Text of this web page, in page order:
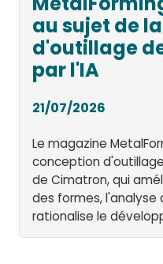
au sujet de
d'outillage
par l'IA
21/07/2026
Le magazine
conception
de Cimatron, qui
des formes, l'analyse
rationalise le